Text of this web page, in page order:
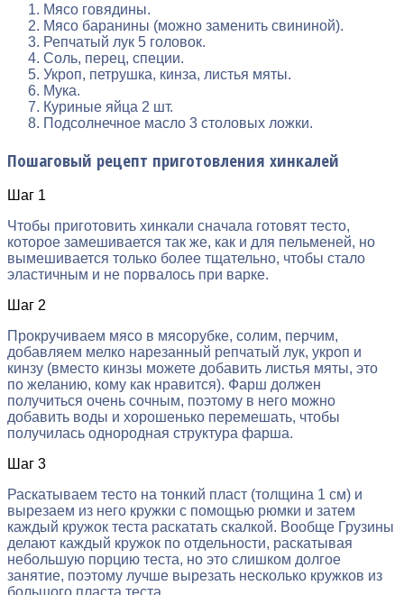
Мясо говядины.
Мясо баранины (можно заменить свининой).
Репчатый лук 5 головок.
Соль, перец, специи.
Укроп, петрушка, кинза, листья мяты.
Мука.
Куриные яйца 2 шт.
Подсолнечное масло 3 столовых ложки.
Пошаговый рецепт приготовления хинкалей
Шаг 1
Чтобы приготовить хинкали сначала готовят тесто,
которое замешивается так же, как и для пельменей, но
вымешивается только более тщательно, чтобы стало
эластичным и не порвалось при варке.
Шаг 2
Прокручиваем мясо в мясорубке, солим, перчим,
добавляем мелко нарезанный репчатый лук, укроп и
кинзу (вместо кинзы можете добавить листья мяты, это
по желанию, кому как нравится). Фарш должен
получиться очень сочным, поэтому в него можно
добавить воды и хорошенько перемешать, чтобы
получилась однородная структура фарша.
Шаг 3
Раскатываем тесто на тонкий пласт (толщина 1 см) и
вырезаем из него кружки с помощью рюмки и затем
каждый кружок теста раскатать скалкой. Вообще Грузины
делают каждый кружок по отдельности, раскатывая
небольшую порцию теста, но это слишком долгое
занятие, поэтому лучше вырезать несколько кружков из